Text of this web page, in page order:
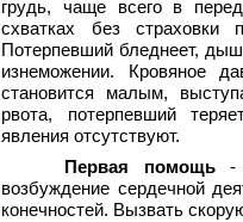
грудь, чаще всего в
схватках без
Потерпевший бледнеет,
изнеможении. Кровяное
становится малым,
рвота, потерпевший
явления отсутствуют.
Первая помощь-
возбуждение сердечной
конечностей. Вызвать